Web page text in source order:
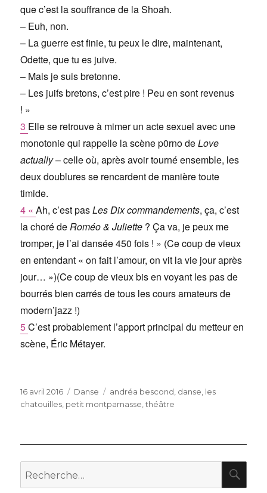
que c’est la souffrance de la Shoah.
– Euh, non.
– La guerre est finie, tu peux le dire, maintenant,
Odette, que tu es juive.
– Mais je suis bretonne.
– Les juifs bretons, c’est pire ! Peu en sont revenus
! »
3 Elle se retrouve à mimer un acte sexuel avec une
monotonie qui rappelle la scène p0rno deLove
actually– celle où, après avoir tourné ensemble, les
deux doublures se rencardent de manière toute
timide.
4 «Ah, c’est pasLes Dix commandements, ça, c’est
la choré deRoméo & Juliette ? Ça va, je peux me
tromper, je l’ai dansée 450 fois ! » (Ce coup de vieux
en entendant « on fait l’amour, on vit la vie jour après
jour… »)(Ce coup de vieux bis en voyant les pas de
bourrés bien carrés de tous les cours amateurs de
modern’jazz !)
5C’est probablement l’apport principal du metteur en
scène, Éric Métayer.
Publié
le
16 avril 2016 Catégories
Danse Étiquettes
andréa bescond danse les
chatouilles petit montparnasse ,théâtre
Recherche
pour